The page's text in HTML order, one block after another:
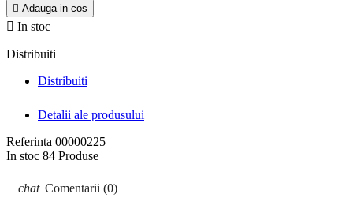
 Adauga in cos
 In stoc
Distribuiti
Distribuiti
Detalii ale produsului
Referinta 00000225
In stoc 84 Produse
Comentarii (0)